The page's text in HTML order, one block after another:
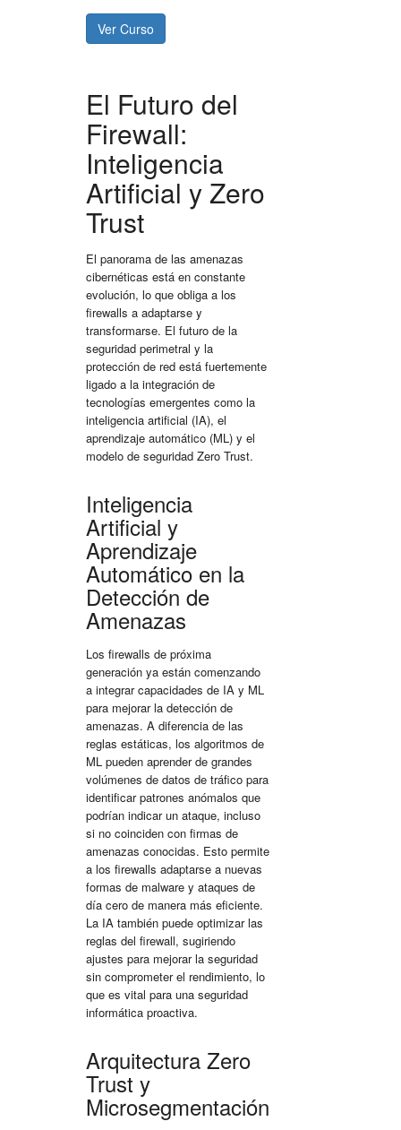
Ver Curso
El Futuro del
Firewall:
Inteligencia
Artificial y Zero
Trust
El panorama de las amenazas
cibernéticas está en constante
evolución, lo que obliga a los
firewalls a adaptarse y
transformarse. El futuro de la
seguridad perimetral y la
protección de red está fuertemente
ligado a la integración de
tecnologías emergentes como la
inteligencia artificial (IA), el
aprendizaje automático (ML) y el
modelo de seguridad Zero Trust.
Inteligencia
Artificial y
Aprendizaje
Automático en la
Detección de
Amenazas
Los firewalls de próxima
generación ya están comenzando
a integrar capacidades de IA y ML
para mejorar la detección de
amenazas. A diferencia de las
reglas estáticas, los algoritmos de
ML pueden aprender de grandes
volúmenes de datos de tráfico para
identificar patrones anómalos que
podrían indicar un ataque, incluso
si no coinciden con firmas de
amenazas conocidas. Esto permite
a los firewalls adaptarse a nuevas
formas de malware y ataques de
día cero de manera más eficiente.
La IA también puede optimizar las
reglas del firewall, sugiriendo
ajustes para mejorar la seguridad
sin comprometer el rendimiento, lo
que es vital para una seguridad
informática proactiva.
Arquitectura Zero
Trust y
Microsegmentación